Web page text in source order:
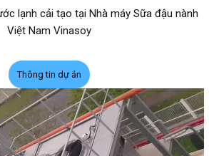
lạnh cải tạo tại Nhà máy Sữa đậu nành
Việt Nam Vinasoy
Thông tin dự án